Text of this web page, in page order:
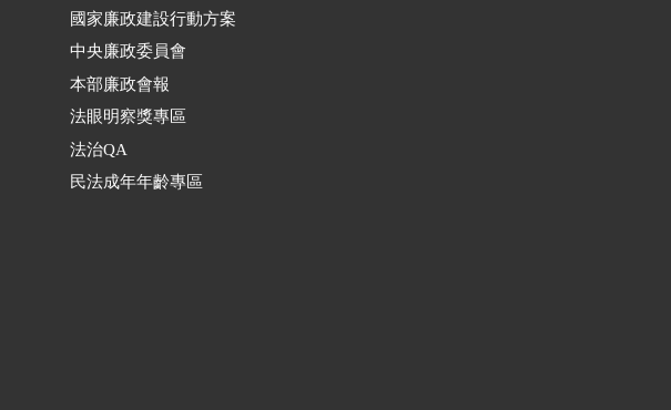
國家廉政建設行動方案
中央廉政委員會
本部廉政會報
法眼明察獎專區
法治QA
民法成年年齡專區